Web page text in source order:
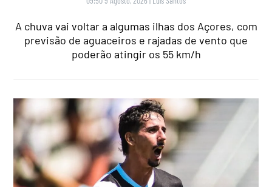
A chuva vai voltar a algumas ilhas dos Açores, com
previsão de aguaceiros e rajadas de vento que
poderão atingir os 55 km/h